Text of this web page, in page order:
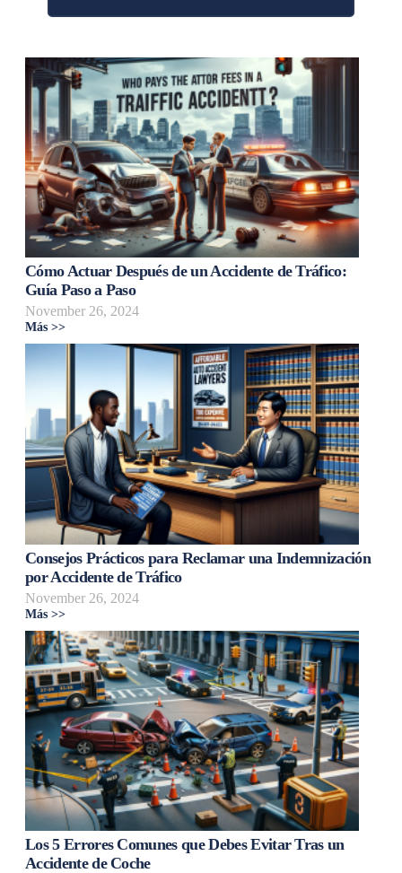
Cómo Actuar Después de un Accidente de Tráfico:
Guía Paso a Paso
November 26, 2024
Más >>
Consejos Prácticos para Reclamar una Indemnización
por Accidente de Tráfico
November 26, 2024
Más >>
Los 5 Errores Comunes que Debes Evitar Tras un
Accidente de Coche